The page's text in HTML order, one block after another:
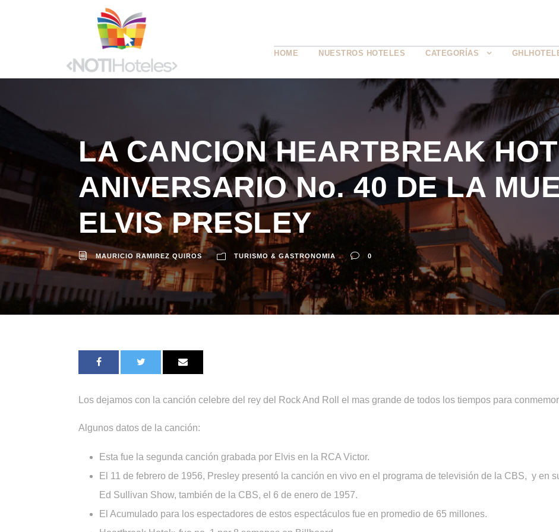
HOME NUESTROS HOTELES CATEGORÍAS
LA CANCION HEARTBREAK
ANIVERSARIO No. 40 DE LA
ELVIS PRESLEY
MAURICIO RAMIREZ QUIROS TURISMO & GASTRONOMIA 0
Los dejamos con la canción celebre del rey del Rock And Roll el mas grande de todos los tiempos para
Algunos datos de la canción:
Esta fue la segunda canción grabada por Elvis en la RCA Victor.
El 11 de febrero de 1956, Presley presentó la canción en vivo en el programa de televisión de la CBS, y en
Ed Sullivan Show, también de la CBS, el 6 de enero de 1957.
El Acumulado para los espectadores de estos espectáculos fue en promedio de 65 millones.